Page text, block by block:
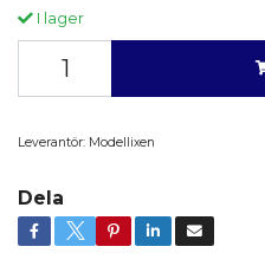
I lager
Leverantör: Modellixen
Dela